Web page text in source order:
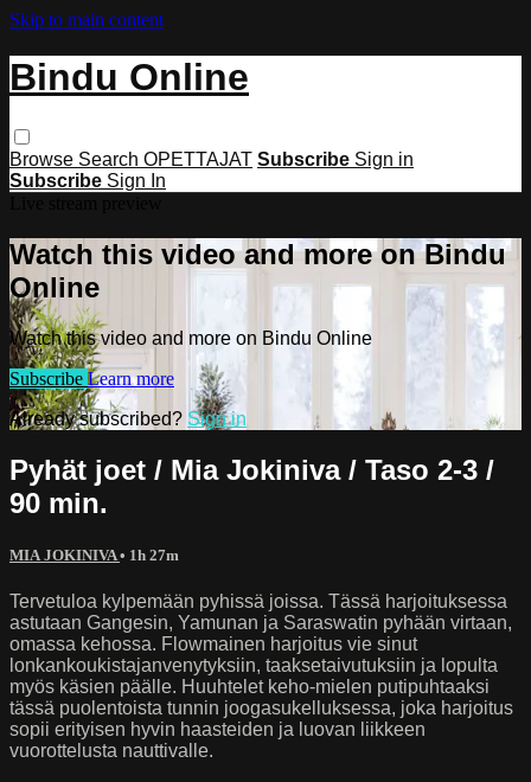
Skip to main content
Bindu Online
Browse Search OPETTAJAT Subscribe Sign in
Subscribe Sign In
Watch this video and more on Bindu
Online
Watch this video and more on Bindu Online
Subscribe Learn more
Already subscribed? Sign in
Pyhät joet / Mia Jokiniva / Taso 2-3 /
90 min.
MIA JOKINIVA• 1h 27m
Tervetuloa kylpemään pyhissä joissa. Tässä harjoituksessa
astutaan Gangesin, Yamunan ja Saraswatin pyhään virtaan,
omassa kehossa. Flowmainen harjoitus vie sinut
lonkankoukistajanvenytyksiin, taaksetaivutuksiin ja lopulta
myös käsien päälle. Huuhtelet keho-mielen putipuhtaaksi
tässä puolentoista tunnin joogasukelluksessa, joka harjoitus
sopii erityisen hyvin haasteiden ja luovan liikkeen
vuorottelusta nauttivalle.